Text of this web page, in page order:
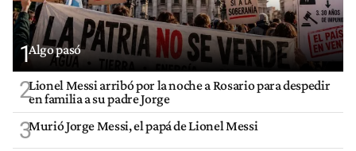
1Algo pasó
2Lionel Messi arribó por la noche a Rosario para despedir
en familia a su padre Jorge
3Murió Jorge Messi, el papá de Lionel Messi